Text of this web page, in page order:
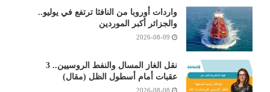
واردات أوروبا من النافثا ترتفع في يوليو..
والجزائر أكبر الموردين
2026-08-09
نقل الغاز المسال والنفط الروسيين.. 3
عقبات أمام أسطول الظل (مقال)
2026-08-08